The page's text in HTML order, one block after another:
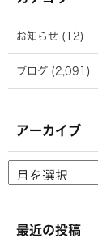
お知らせ (12)
ブログ (2,091)
アーカイブ
ー
ブ
最近の投稿